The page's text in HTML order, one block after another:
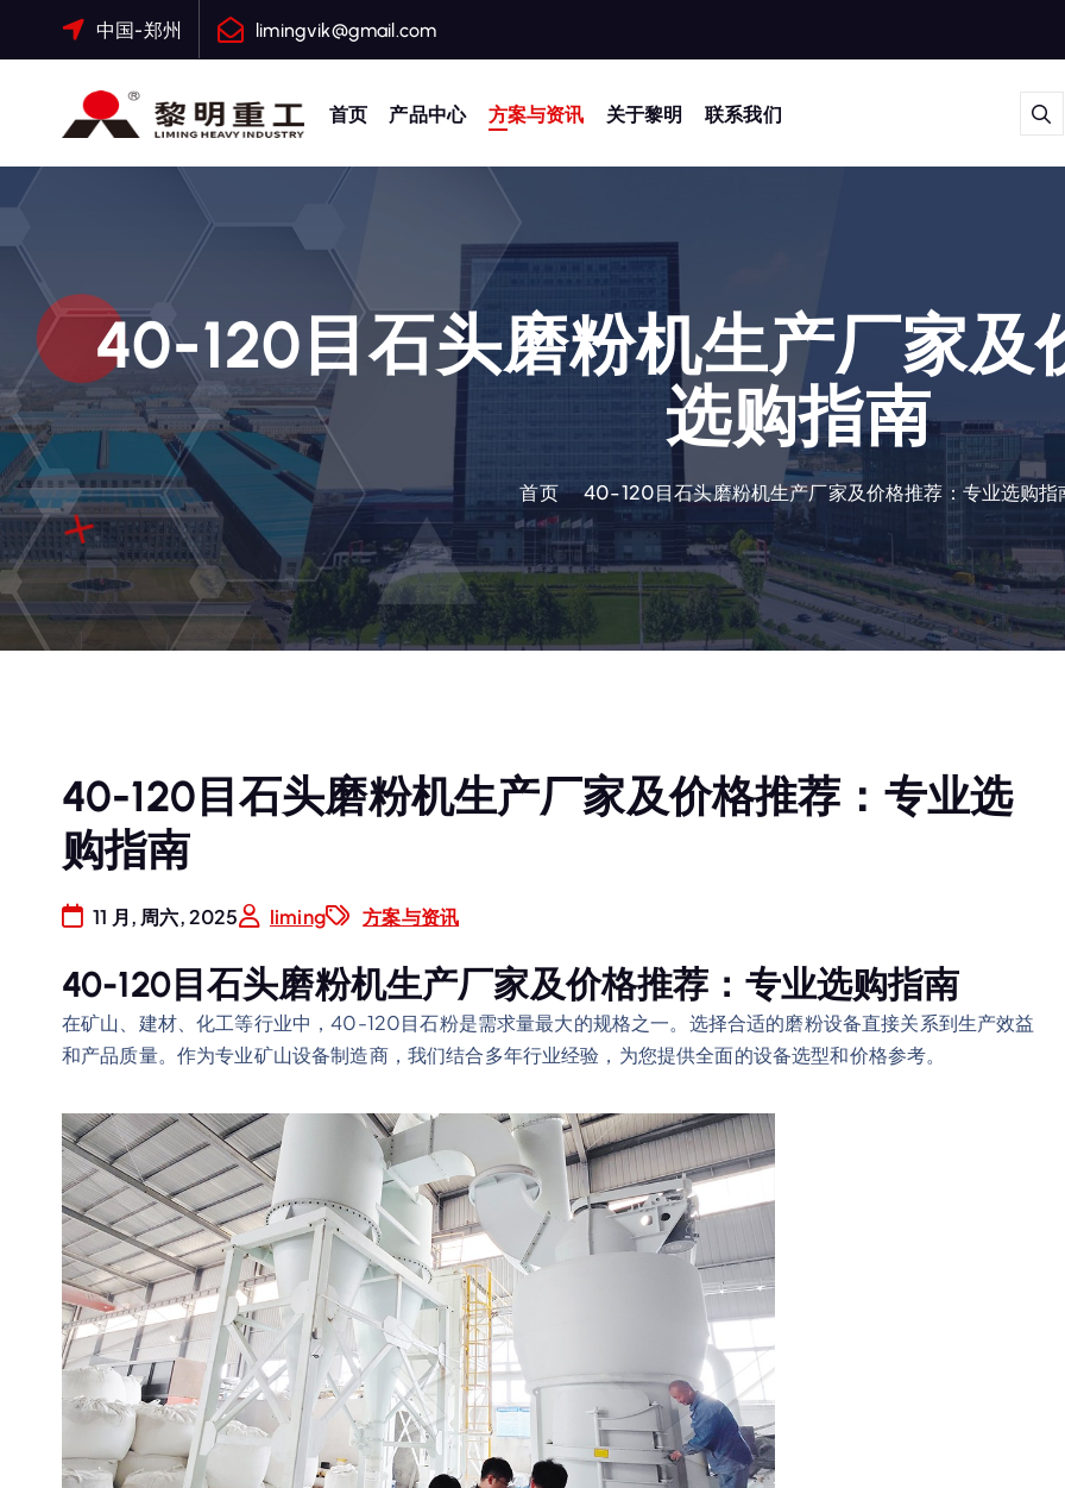
中国-郑州 limingvik@gmail.com
大修渣磨粉机，矿渣立磨
首页 产品中心 方案与资讯 关于黎明 联系我们
40-120目石头磨粉机生产厂家及
选购指南
首页 40-120目石头磨粉机生产厂家及价格推荐：专业选购指
40-120目石头磨粉机生产厂家及价格推荐：专业选
购指南
11 月, 周六, 2025 liming 方案与资讯
40-120目石头磨粉机生产厂家及价格推荐：专业选购指南
在矿山、建材、化工等行业中，40-120目石粉是需求量最大的规格之一。选择合适的磨粉设备直接关系到生产效益
和产品质量。作为专业矿山设备制造商，我们结合多年行业经验，为您提供全面的设备选型和价格参考。